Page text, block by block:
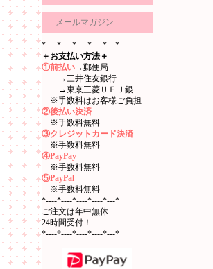
メールマガジン
*----*----*----*----*---*
＋お支払い方法＋
①前払い→郵便局
→三井住友銀行
→東京三菱ＵＦＪ銀
※手数料はお客様ご負担
②後払い決済
※手数料無料
③クレジットカード決済
※手数料無料
④PayPay
※手数料無料
⑤PayPal
※手数料無料
*----*----*----*----*---*
ご注文は年中無休
24時間受付！
*----*----*----*----*---*